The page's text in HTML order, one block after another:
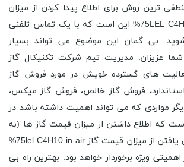
ترین روش برای اطلاع پیدا کردن از میزان
قیمت گاز 75LEL C4H10 in Air% این است که با یک تماس تلفنی
بی گمان این موضوع می تواند بسیار
شما عزیزان. مدیریت تیم شرکت تکنیکال گاز
های گسترده خویش در مورد فروش گاز
فروش گاز خالص، فروش گاز میکس،
مواردی که می تواند اهمیت داشته باشد در
است که اطلاع داشتن از میزان قیمت گاز ها (به
صورت اعم) و آگاهی یافتن از میزان قیمت گاز 75lel C4H10 in air%
ویژه برخوردار خواهد بود. بهترین راه بی